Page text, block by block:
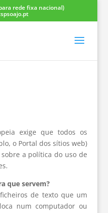
rede fixa nacional)
exige que todos os
o Portal dos sítios web)
a política do uso de
que servem?
de texto que um
num computador ou